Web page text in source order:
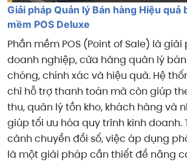
Giải pháp Quản lý Bán hàng Hiệu quả
mềm POS Deluxe
Phần mềm POS (Point of Sale) là
doanh nghiệp, cửa hàng quản lý
chóng, chính xác và hiệu quả. Hệ
chỉ hỗ trợ thanh toán mà còn giúp
thu, quản lý tồn kho, khách hàng và
giúp tối ưu hóa quy trình kinh doanh.
cảnh chuyển đổi số, việc áp dụng
là một giải pháp cần thiết để nâng